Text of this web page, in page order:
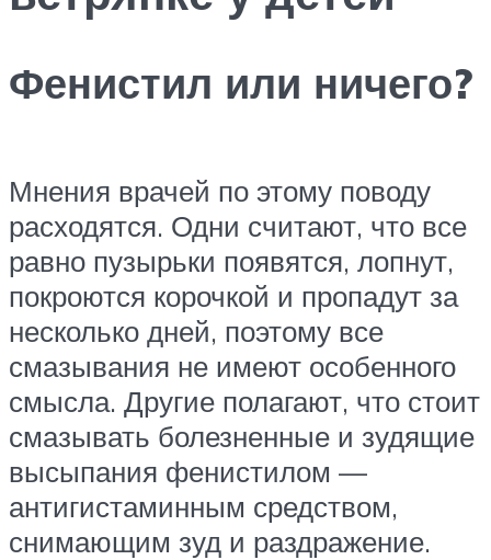
Фенистил или ничего?
Мнения врачей по этому поводу
расходятся. Одни считают, что все
равно пузырьки появятся, лопнут,
покроются корочкой и пропадут за
несколько дней, поэтому все
смазывания не имеют особенного
смысла. Другие полагают, что стоит
смазывать болезненные и зудящие
высыпания фенистилом —
антигистаминным средством,
снимающим зуд и раздражение.